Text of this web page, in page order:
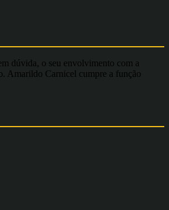
dúvida, o seu envolvimento com a
Amarildo Carnicel cumpre a função